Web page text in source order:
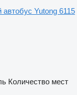
автобус Yutong 6115
Количество мест